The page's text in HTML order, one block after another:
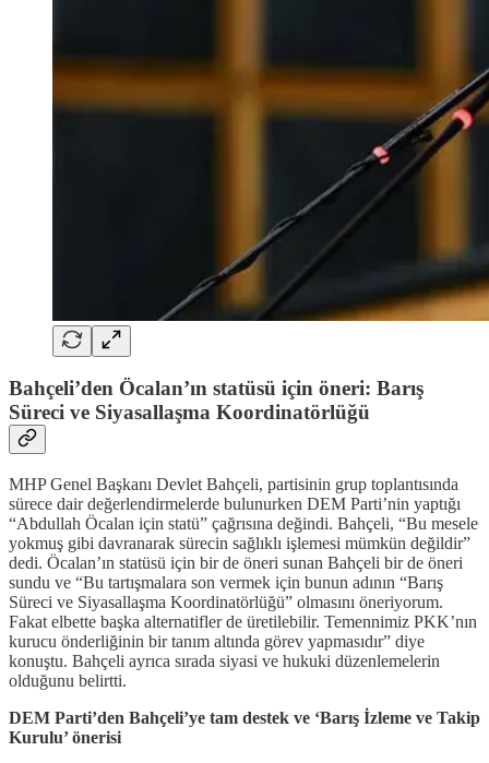
Bahçeli’den Öcalan’ın statüsü için öneri: Barış
Süreci ve Siyasallaşma Koordinatörlüğü
MHP Genel Başkanı Devlet Bahçeli, partisinin grup toplantısında
sürece dair değerlendirmelerde bulunurken DEM Parti’nin yaptığı
“Abdullah Öcalan için statü” çağrısına değindi. Bahçeli, “Bu mesele
yokmuş gibi davranarak sürecin sağlıklı işlemesi mümkün değildir”
dedi. Öcalan’ın statüsü için bir de öneri sunan Bahçeli bir de öneri
sundu ve “Bu tartışmalara son vermek için bunun adının “Barış
Süreci ve Siyasallaşma Koordinatörlüğü” olmasını öneriyorum.
Fakat elbette başka alternatifler de üretilebilir. Temennimiz PKK’nın
kurucu önderliğinin bir tanım altında görev yapmasıdır” diye
konuştu. Bahçeli ayrıca sırada siyasi ve hukuki düzenlemelerin
olduğunu belirtti.
DEM Parti’den Bahçeli’ye tam destek ve ‘Barış İzleme ve Takip
Kurulu’ önerisi